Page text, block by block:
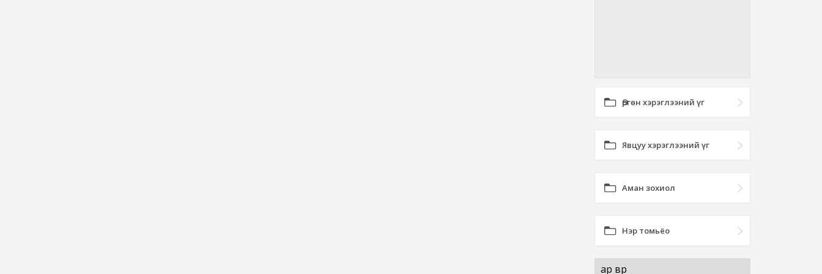
Өргөн хэрэглээний үг
Явцуу хэрэглээний үг
Аман зохиол
Нэр томьёо
ар өвөр